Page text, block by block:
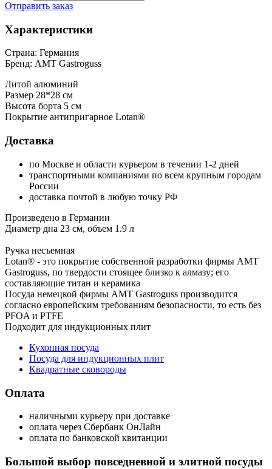
Отправить заказ
Характеристики
Страна: Германия
Бренд: AMT Gastroguss
Литой алюминий
Размер 28*28 см
Высота борта 5 см
Покрытие антипригарное Lotan®
Доставка
по Москве и области курьером в течении 1-2 дней
транспортными компаниями по всем крупным городам
России
доставка почтой в любую точку РФ
Произведено в Германии
Диаметр дна 23 см, объем 1.9 л
Ручка несъемная
Lotan® - это покрытие собственной разработки фирмы AMT
Gastroguss, по твердости стоящее близко к алмазу; его
составляющие титан и керамика
Посуда немецкой фирмы AMT Gastroguss производится
согласно европейским требованиям безопасности, то есть без
PFOA и PTFE
Подходит для индукционных плит
Кухонная посуда
Посуда для индукционных плит
Квадратные сковороды
Оплата
наличными курьеру при доставке
оплата через Сбербанк ОнЛайн
оплата по банковской квитанции
Большой выбор повседневной и элитной посуды